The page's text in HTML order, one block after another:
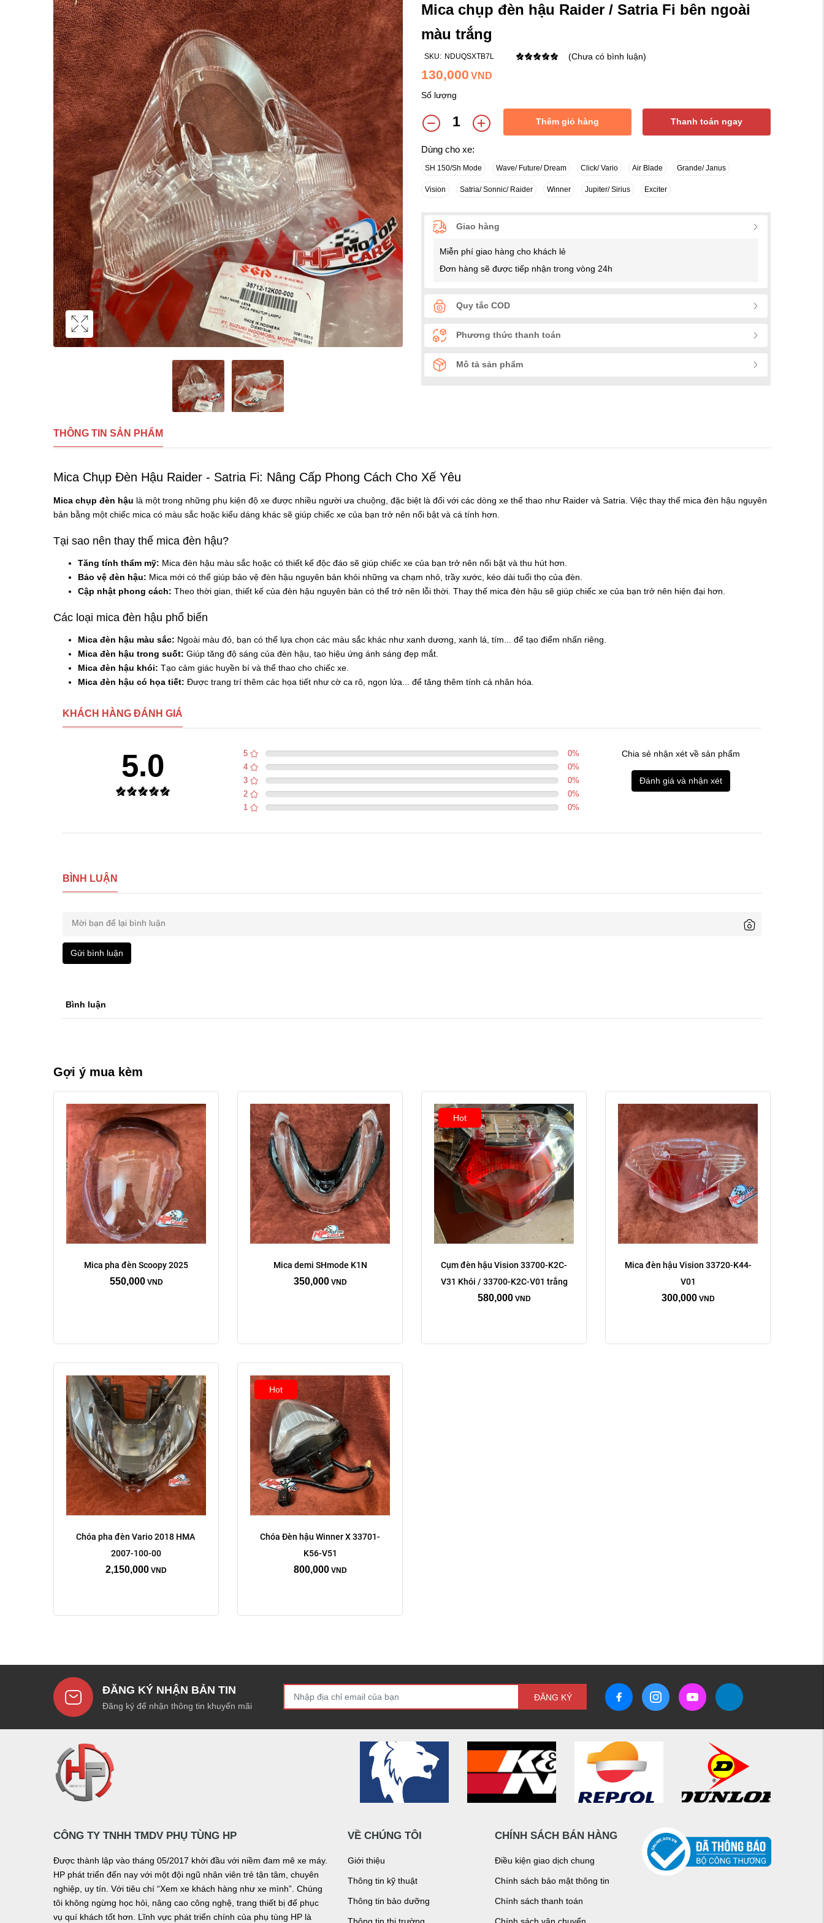
Mica chụp đèn hậu Raider / Satria Fi bên ngoài
màu trắng
SKU: NDUQSXTB7L (Chưa có bình luận)
130,000 VND
Số lượng
Thêm giỏ hàng Thanh toán ngay
Dùng cho xe:
SH 150/Sh Mode Wave/ Future/ Dream Click/ Vario Air Blade Grande/ Janus
Vision Satria/ Sonnic/ Raider Winner Jupiter/ Sirius Exciter
Giao hàng
Miễn phí giao hàng cho khách lẻ
Đơn hàng sẽ được tiếp nhận trong vòng 24h
Quy tắc COD
Phương thức thanh toán
Mô tả sản phẩm
THÔNG TIN SẢN PHẨM
Mica Chụp Đèn Hậu Raider - Satria Fi: Nâng Cấp Phong Cách Cho Xế Yêu
Mica chụp đèn hậu là một trong những phụ kiện độ xe được nhiều người ưa chuộng, đặc biệt là đối với các dòng xe thể thao như Raider và Satria. Việc thay thế mica đèn hậu nguyên
bản bằng một chiếc mica có màu sắc hoặc kiểu dáng khác sẽ giúp chiếc xe của bạn trở nên nổi bật và cá tính hơn.
Tại sao nên thay thế mica đèn hậu?
Tăng tính thẩm mỹ: Mica đèn hậu màu sắc hoặc có thiết kế độc đáo sẽ giúp chiếc xe của bạn trở nên nổi bật và thu hút hơn.
Bảo vệ đèn hậu: Mica mới có thể giúp bảo vệ đèn hậu nguyên bản khỏi những va chạm nhỏ, trầy xước, kéo dài tuổi thọ của đèn.
Cập nhật phong cách: Theo thời gian, thiết kế của đèn hậu nguyên bản có thể trở nên lỗi thời. Thay thế mica đèn hậu sẽ giúp chiếc xe của bạn trở nên hiện đại hơn.
Các loại mica đèn hậu phổ biến
Mica đèn hậu màu sắc: Ngoài màu đỏ, bạn có thể lựa chọn các màu sắc khác như xanh dương, xanh lá, tím... để tạo điểm nhấn riêng.
Mica đèn hậu trong suốt: Giúp tăng độ sáng của đèn hậu, tạo hiệu ứng ánh sáng đẹp mắt.
Mica đèn hậu khói: Tạo cảm giác huyền bí và thể thao cho chiếc xe.
Mica đèn hậu có họa tiết: Được trang trí thêm các họa tiết như cờ ca rô, ngọn lửa... để tăng thêm tính cá nhân hóa.
KHÁCH HÀNG ĐÁNH GIÁ
5.0 5 0%
4
0%
3
0%
2
0%
1
0%
Chia sẻ nhận xét về sản phẩm
Đánh giá và nhận xét
BÌNH LUẬN
Gửi bình luận
Bình luận
Gợi ý mua kèm
Mica pha đèn Scoopy 2025
550,000 VND
Mica demi SHmode K1N
350,000 VND
Hot
Cụm đèn hậu Vision 33700-K2C-
V31 Khói / 33700-K2C-V01 trắng
580,000 VND
Mica đèn hậu Vision 33720-K44-
V01
300,000 VND
Chóa pha đèn Vario 2018 HMA
2007-100-00
2,150,000 VND
Hot
Chóa Đèn hậu Winner X 33701-
K56-V51
800,000 VND
ĐĂNG KÝ NHẬN BẢN TIN
Đăng ký để nhận thông tin khuyến mãi
ĐĂNG KÝ
CÔNG TY TNHH TMDV PHỤ TÙNG HP
Được thành lập vào tháng 05/2017 khởi đầu với niềm đam mê xe máy.
HP phát triển đến nay với một đội ngũ nhân viên trẻ tận tâm, chuyên
nghiệp, uy tín. Với tiêu chí “Xem xe khách hàng như xe mình”. Chúng
tôi không ngừng học hỏi, nâng cao công nghệ, trang thiết bị để phục
vụ quí khách tốt hơn. Lĩnh vực phát triển chính của phụ tùng HP là
VỀ CHÚNG TÔI
Giới thiệu
Thông tin kỹ thuật
Thông tin bảo dưỡng
Thông tin thị trường
CHÍNH SÁCH BÁN HÀNG
Điều kiện giao dịch chung
Chính sách bảo mật thông tin
Chính sách thanh toán
Chính sách vận chuyển